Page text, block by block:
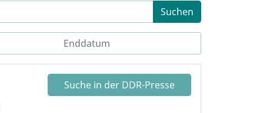
Suchen
Suche in der DDR-Presse